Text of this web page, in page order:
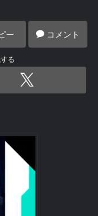
ー コメント
る